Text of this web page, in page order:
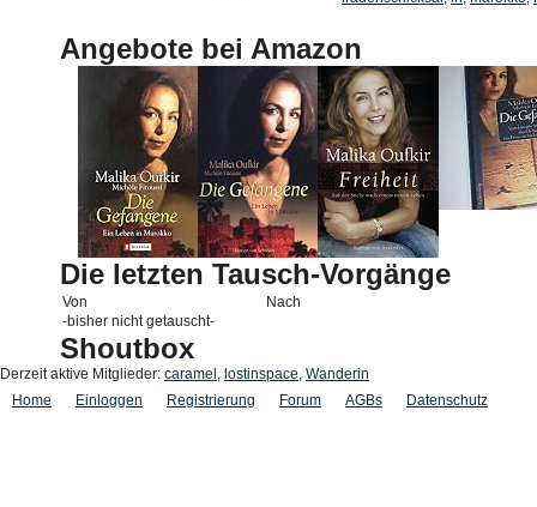
Angebote bei Amazon
Die letzten Tausch-Vorgänge
Von
Nach
-bisher nicht getauscht-
Shoutbox
Derzeit aktive Mitglieder: caramel , lostinspace, Wanderin
Home
Einloggen Registrierung Forum AGBs Datenschutz